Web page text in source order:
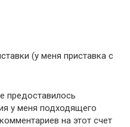
(у меня приставка с
предоставилось
у меня подходящего
на этот счет